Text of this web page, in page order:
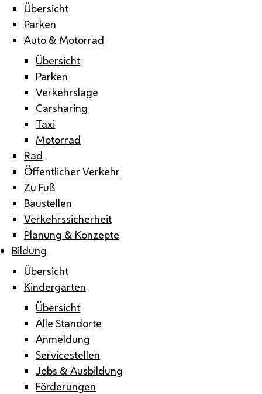
Übersicht
Parken
Auto & Motorrad
Übersicht
Parken
Verkehrslage
Carsharing
Taxi
Motorrad
Rad
Öffentlicher Verkehr
Zu Fuß
Baustellen
Verkehrssicherheit
Planung & Konzepte
Bildung
Übersicht
Kindergarten
Übersicht
Alle Standorte
Anmeldung
Servicestellen
Jobs & Ausbildung
Förderungen